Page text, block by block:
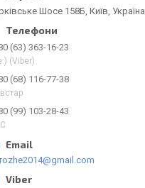
Шосе 158Б, Київ, Україна
(63) 363-16-23
(Viber)
(68) 116-77-38
(99) 103-28-43